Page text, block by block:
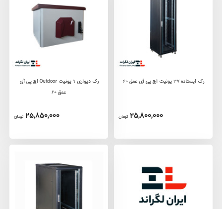
رک ایستاده 37 یونیت اچ پی آی عمق 60
25,800,000 تومان
رک دیواری 9 یونیت Outdoor اچ پی آی
عمق 60
25,850,000 تومان